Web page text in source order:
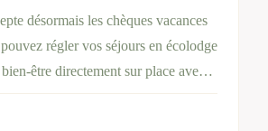
désormais les chèques vacances
régler vos séjours en écolodge
être directement sur place avec
Une belle façon de
en moments de ressourcement